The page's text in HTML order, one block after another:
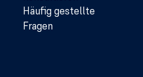
Häufig gestellte
Fragen